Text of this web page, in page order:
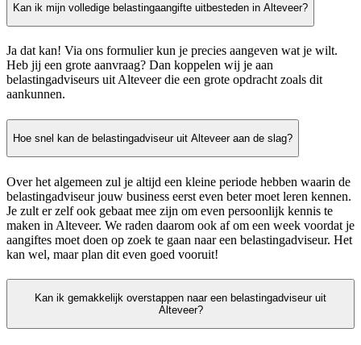
Kan ik mijn volledige belastingaangifte uitbesteden in Alteveer?
Ja dat kan! Via ons formulier kun je precies aangeven wat je wilt.
Heb jij een grote aanvraag? Dan koppelen wij je aan
belastingadviseurs uit Alteveer die een grote opdracht zoals dit
aankunnen.
Hoe snel kan de belastingadviseur uit Alteveer aan de slag?
Over het algemeen zul je altijd een kleine periode hebben waarin de
belastingadviseur jouw business eerst even beter moet leren kennen.
Je zult er zelf ook gebaat mee zijn om even persoonlijk kennis te
maken in Alteveer. We raden daarom ook af om een week voordat je
aangiftes moet doen op zoek te gaan naar een belastingadviseur. Het
kan wel, maar plan dit even goed vooruit!
Kan ik gemakkelijk overstappen naar een belastingadviseur uit
Alteveer?